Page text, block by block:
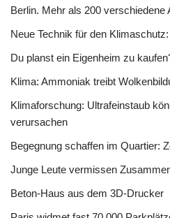
Berlin. Mehr als 200 verschiedene
Neue Technik für den
Du planst ein Eigenheim zu
Klima: Ammoniak treibt
Klimaforschung: Ultrafeinstaub
verursachen
Begegnung schaffen im Quartier:
Junge Leute vermissen
Beton-Haus aus dem 3D-Drucker